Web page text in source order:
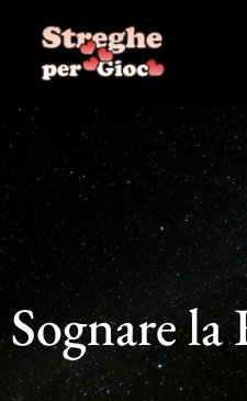
contenuto
Sognare